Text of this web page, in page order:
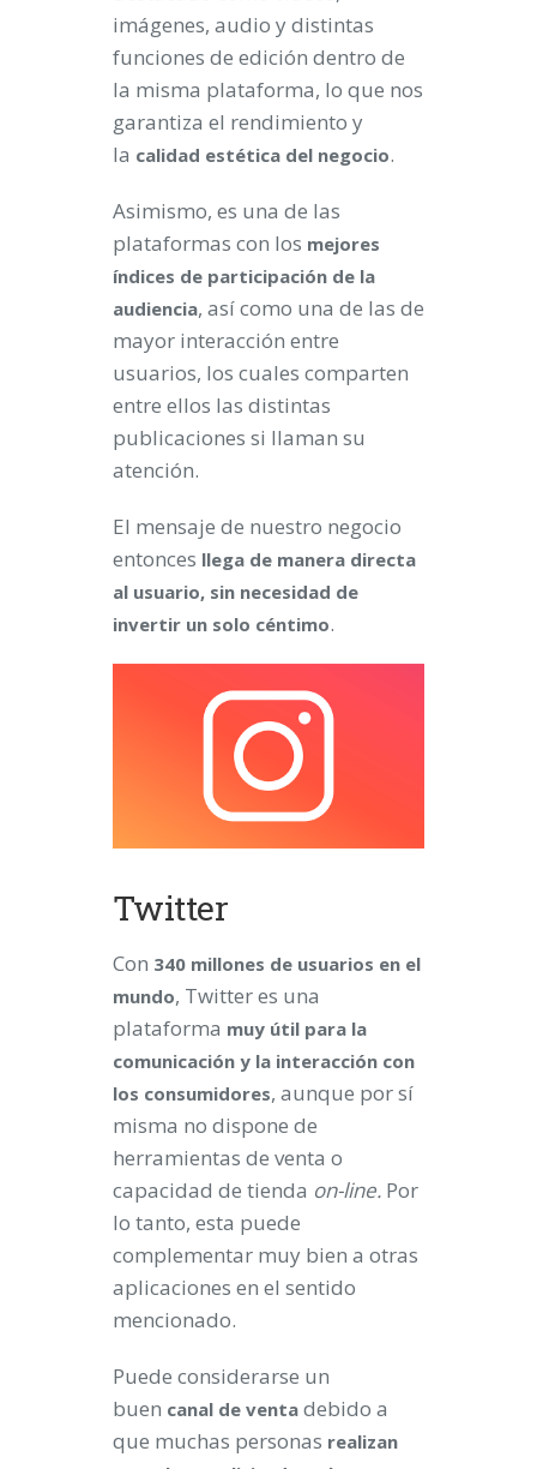
imágenes, audio y distintas
funciones de edición dentro de
la misma plataforma, lo que nos
garantiza el rendimiento y
la calidad estética del negocio.
Asimismo, es una de las
plataformas con los mejores
índices de participación de la
audiencia, así como una de las de
mayor interacción entre
usuarios, los cuales comparten
entre ellos las distintas
publicaciones si llaman su
atención.
El mensaje de nuestro negocio
entonces llega de manera directa
al usuario, sin necesidad de
invertir un solo céntimo.
Twitter
Con 340 millones de usuarios en el
mundo, Twitter es una
plataforma muy útil para la
comunicación y la interacción con
los consumidores, aunque por sí
misma no dispone de
herramientas de venta o
capacidad de tienda on-line. Por
lo tanto, esta puede
complementar muy bien a otras
aplicaciones en el sentido
mencionado.
Puede considerarse un
buen canal de venta debido a
que muchas personas realizan